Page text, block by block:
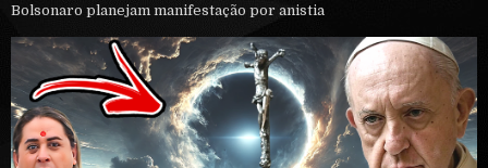
Bolsonaro planejam manifestação por anistia